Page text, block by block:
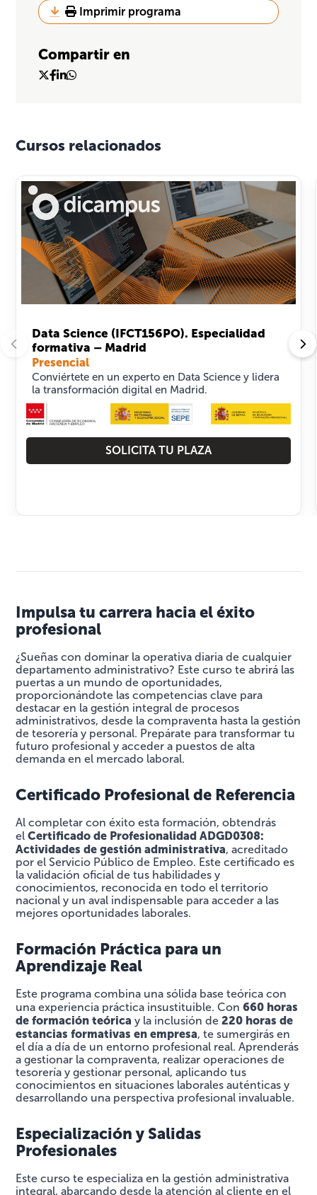
Imprimir programa
Compartir en
Cursos relacionados
Data Science (IFCT156PO). Especialidad
formativa – Madrid
Presencial
Conviértete en un experto en Data Science y lidera
la transformación digital en Madrid.
SOLICITA TU PLAZA
Impulsa tu carrera hacia el éxito
profesional
¿Sueñas con dominar la operativa diaria de cualquier
departamento administrativo? Este curso te abrirá las
puertas a un mundo de oportunidades,
proporcionándote las competencias clave para
destacar en la gestión integral de procesos
administrativos, desde la compraventa hasta la gestión
de tesorería y personal. Prepárate para transformar tu
futuro profesional y acceder a puestos de alta
demanda en el mercado laboral.
Certificado Profesional de Referencia
Al completar con éxito esta formación, obtendrás
elCertificado de Profesionalidad ADGD0308:
Actividades de gestión administrativa, acreditado
por el Servicio Público de Empleo. Este certificado es
la validación oficial de tus habilidades y
conocimientos, reconocida en todo el territorio
nacional y un aval indispensable para acceder a las
mejores oportunidades laborales.
Formación Práctica para un
Aprendizaje Real
Este programa combina una sólida base teórica con
una experiencia práctica insustituible. Con660 horas
de formación teórica y la inclusión de220 horas de
estancias formativas en empresa, te sumergirás en
el día a día de un entorno profesional real. Aprenderás
a gestionar la compraventa, realizar operaciones de
tesorería y gestionar personal, aplicando tus
conocimientos en situaciones laborales auténticas y
desarrollando una perspectiva profesional invaluable.
Especialización y Salidas
Profesionales
Este curso te especializa en la gestión administrativa
integral, abarcando desde la atención al cliente en el